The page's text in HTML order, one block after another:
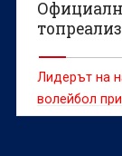
Лидерът на
волейбол